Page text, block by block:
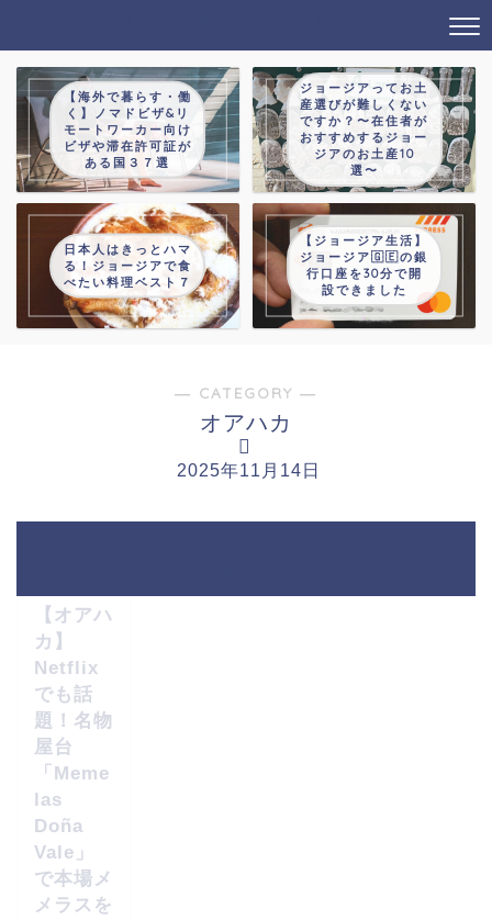
【海外で暮らす・働
く】ノマドビザ&リ
モートワーカー向け
ビザや滞在許可証が
ある国３７選
ジョージアってお土
産選びが難しくない
ですか？〜在住者が
おすすめするジョー
ジアのお土産10
選〜
日本人はきっとハマ
る！ジョージアで食
べたい料理ベスト７
【ジョージア生活】
ジョージア🇬🇪の銀
行口座を30分で開
設できました
― CATEGORY ―
オアハカ
2025年11月14日
【オアハ
カ】
Netflix
でも話
題！名物
屋台
「Meme
las
Doña
Vale」
で本場メ
メラスを